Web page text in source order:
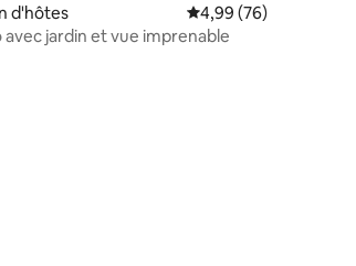
la base de 230 commentaires : 4,99 sur 5
d'hôtes Évaluation moyenne
4,99 (76)
avec jardin et vue imprenable